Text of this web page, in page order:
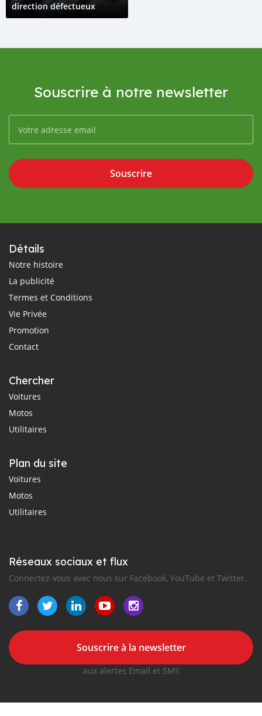
direction défectueux
Souscrire à notre newsletter
Souscrire
Détails
Notre histoire
La publicité
Termes et Conditions
Vie Privée
Promotion
Contact
Chercher
Voitures
Motos
Utilitaires
Plan du site
Voitures
Motos
Utilitaires
Réseaux sociaux et flux
Connectez-vous avec nous sur Facebook, YouTube et Twitter.
Souscrire à la newsletter
aux alertes Email et SMS